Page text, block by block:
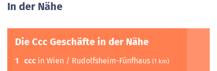
In der Nähe
Die Ccc Geschäfte in der Nähe
1 ccc in Wien / Rudolfsheim-Fünfhaus (1 km)